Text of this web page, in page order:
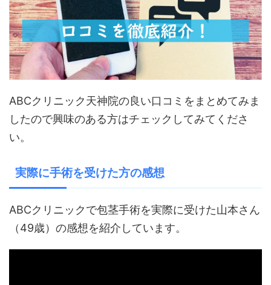
ABCクリニック天神院の良い口コミをまとめてみま
したので興味のある方はチェックしてみてくださ
い。
実際に手術を受けた方の感想
ABCクリニックで包茎手術を実際に受けた山本さん
（49歳）の感想を紹介しています。